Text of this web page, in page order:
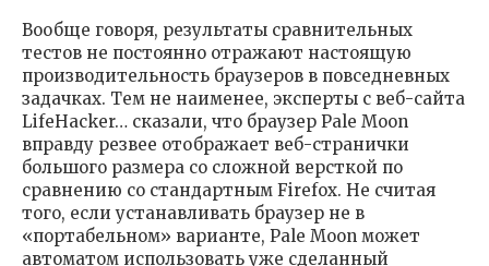
Вообще говоря, результаты сравнительных
тестов не постоянно отражают настоящую
производительность браузеров в повседневных
задачках. Тем не наименее, эксперты с веб-сайта
LifeHacker… сказали, что браузер Pale Moon
вправду резвее отображает веб-странички
большого размера со сложной версткой по
сравнению со стандартным Firefox. Не считая
того, если устанавливать браузер не в
«портабельном» варианте, Pale Moon может
автоматом использовать уже сделанный